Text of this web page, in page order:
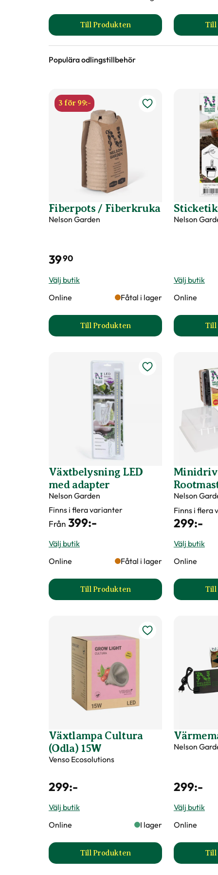
Till Produkten
till Hasselfors S-Jord/Såjord
Till
Populära odlingstillbehör
3 för 99:-
Fiberpots / Fiberkruka
Nelson Garden
3990
Välj butik
Online
Fåtal i lager
Till Produkten
till Fiberpots / Fiberkruka
Nelson
Välj butik
Online
Till
Växtbelysning LED
med adapter
Nelson Garden
Finns i flera varianter
Från 399:-
Välj butik
Online
Fåtal i lager
Till Produkten
till Växtbelysning LED med
Nelson
Finns i flera
299:-
Välj butik
Online
Till
Växtlampa Cultura
(Odla) 15W
Venso Ecosolutions
299:-
Välj butik
Online
I lager
Till Produkten
till Växtlampa Cultura (Odla)
Nelson
299:-
Välj butik
Online
Till